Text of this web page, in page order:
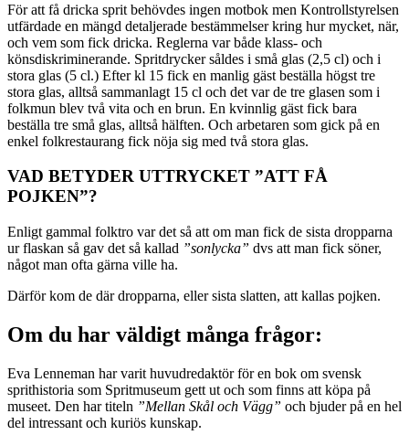
För att få dricka sprit behövdes ingen motbok men Kontrollstyrelsen
utfärdade en mängd detaljerade bestämmelser kring hur mycket, när,
och vem som fick dricka. Reglerna var både klass- och
könsdiskriminerande. Spritdrycker såldes i små glas (2,5 cl) och i
stora glas (5 cl.) Efter kl 15 fick en manlig gäst beställa högst tre
stora glas, alltså sammanlagt 15 cl och det var de tre glasen som i
folkmun blev två vita och en brun. En kvinnlig gäst fick bara
beställa tre små glas, alltså hälften. Och arbetaren som gick på en
enkel folkrestaurang fick nöja sig med två stora glas.
VAD BETYDER UTTRYCKET ”ATT FÅ
POJKEN”?
Enligt gammal folktro var det så att om man fick de sista dropparna
ur flaskan så gav det så kallad ”sonlycka” dvs att man fick söner,
något man ofta gärna ville ha.
Därför kom de där dropparna, eller sista slatten, att kallas pojken.
Om du har väldigt många frågor:
Eva Lenneman har varit huvudredaktör för en bok om svensk
sprithistoria som Spritmuseum gett ut och som finns att köpa på
museet. Den har titeln ”Mellan Skål och Vägg” och bjuder på en hel
del intressant och kuriös kunskap.